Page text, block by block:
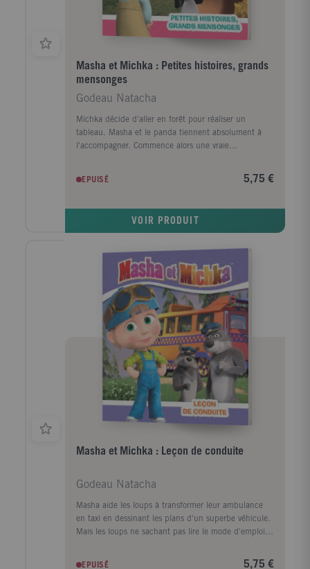
Masha et Michka : Petites histoires, grands
mensonges
Godeau Natacha
Michka décide d'aller en forêt pour réaliser un
tableau. Masha et le panda tiennent absolument à
l'accompagner. Commence alors une vraie
lequel d'entre eux sera le meilleur guide pour Michka.
EPUISÉ 5,75 €
VOIR PRODUIT
Masha et Michka : Leçon de conduite
Godeau Natacha
Masha aide les loups à transformer leur ambulance
en taxi en dessinant les plans d'un superbe véhicule.
Mais les loups ne sachant pas lire le mode d'emploi,
EPUISÉ
5,75 €